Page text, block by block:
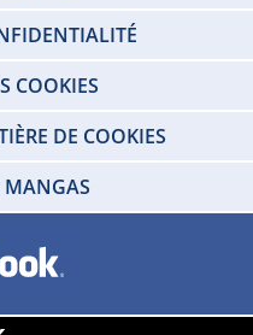
COOKIES
DE COOKIES
MANGAS